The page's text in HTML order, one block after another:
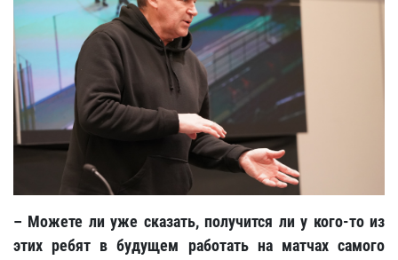
– Можете ли уже сказать, получится ли у кого-то из
этих ребят в будущем работать на матчах самого